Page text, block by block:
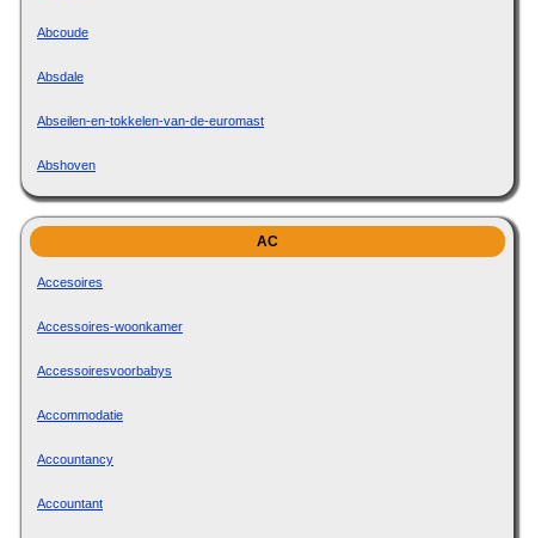
Abcoude
Absdale
Abseilen-en-tokkelen-van-de-euromast
Abshoven
AC
Accesoires
Accessoires-woonkamer
Accessoiresvoorbabys
Accommodatie
Accountancy
Accountant